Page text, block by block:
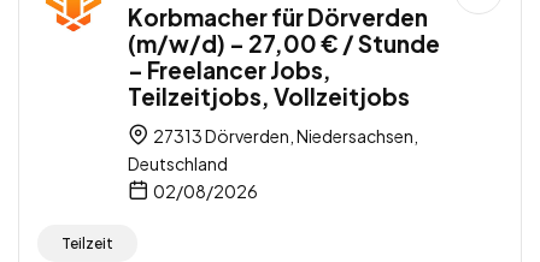
Korbmacher für Dörverden
(m/w/d) – 27,00 € / Stunde
– Freelancer Jobs,
Teilzeitjobs, Vollzeitjobs
27313 Dörverden, Niedersachsen,
Deutschland
02/08/2026
Teilzeit